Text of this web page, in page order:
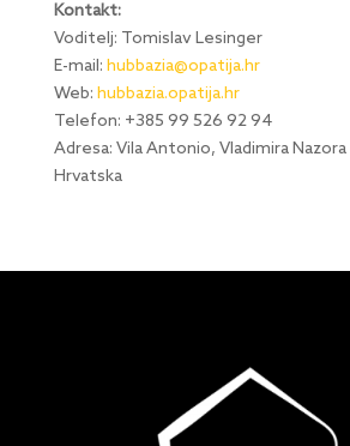
Kontakt:
Voditelj: Tomislav Lesinger
E-mail: hubbazia@opatija.hr
Web: hubbazia.opatija.hr
Telefon: +385 99 526 92 94
Adresa: Vila Antonio, Vladimira
Hrvatska